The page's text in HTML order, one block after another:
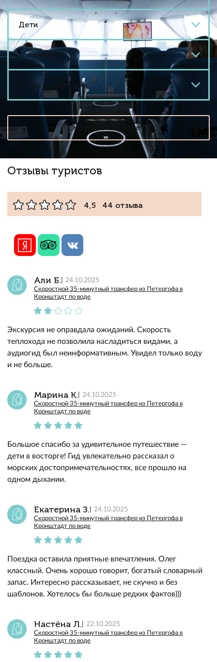
Дети
Стоимость
Фото транспорта
Смотреть все ответы
Отзывы туристов
4,5 44 отзыва
Али Б. 24.10.2025
Скоростной 35-минутный трансфер из Петергофа в
Кронштадт по воде
Экскурсия не оправдала ожиданий. Скорость
теплохода не позволила насладиться видами, а
аудиогид был неинформативным. Увидел только воду
и не больше.
Марина К. 24.10.2025
Скоростной 35-минутный трансфер из Петергофа в
Кронштадт по воде
Большое спасибо за удивительное путешествие —
дети в восторге! Гид увлекательно рассказал о
морских достопримечательностях, все прошло на
одном дыхании.
Екатерина З. 24.10.2025
Скоростной 35-минутный трансфер из Петергофа в
Кронштадт по воде
Поездка оставила приятные впечатления. Олег
классный. Очень хорошо говорит, богатый словарный
запас. Интересно рассказывает, не скучно и без
шаблонов. Хотелось бы больше редких фактов)))
Настёна Л. 22.10.2025
Скоростной 35-минутный трансфер из Петергофа в
Кронштадт по воде